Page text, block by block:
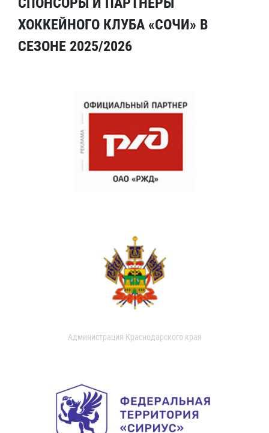
ХОККЕЙНОГО КЛУБА «СОЧИ» В
СЕЗОНЕ 2025/2026
Администрация Краснодарского края